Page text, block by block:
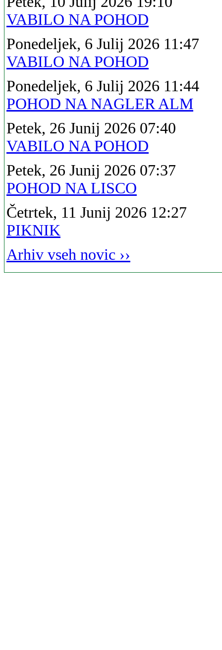
VABILO NA POHOD
Ponedeljek, 6 Julij 2026 11:47
VABILO NA POHOD
Ponedeljek, 6 Julij 2026 11:44
POHOD NA NAGLER ALM
Petek, 26 Junij 2026 07:40
VABILO NA POHOD
Petek, 26 Junij 2026 07:37
POHOD NA LISCO
Četrtek, 11 Junij 2026 12:27
PIKNIK
Arhiv vseh novic ››